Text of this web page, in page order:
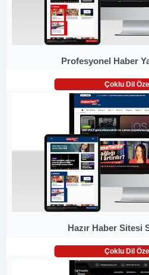
Profesyonel Haber
Çoklu Dil
Hazır Haber Sitesi
Çoklu Dil